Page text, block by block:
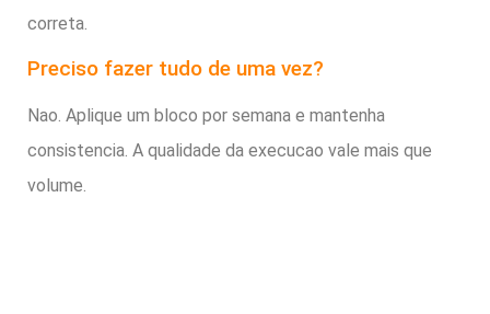
correta.
Preciso fazer tudo de uma vez?
Nao. Aplique um bloco por semana e mantenha
consistencia. A qualidade da execucao vale mais que
volume.